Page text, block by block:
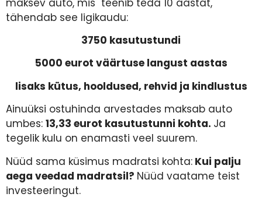
tähendab see ligikaudu:
3750 kasutustundi
5000 eurot väärtuse langust aastas
lisaks kütus, hooldused, rehvid ja kindlustus
Ainuüksi ostuhinda arvestades maksab auto
umbes: 13,33 eurot kasutustunni kohta. Ja
tegelik kulu on enamasti veel suurem.
Nüüd sama küsimus madratsi kohta: Kui palju
aega veedad madratsil? Nüüd vaatame teist
investeeringut.